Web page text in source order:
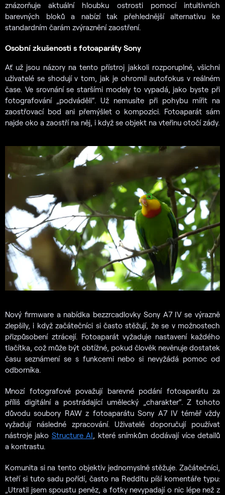
znázorňuje aktuální hloubku ostrosti pomocí intuitivních
barevných bloků a nabízí tak přehlednější alternativu ke
standardním čarám zvýraznění zaostření.
Osobní zkušenosti s fotoaparáty Sony
Ať už jsou názory na tento přístroj jakkoli rozporuplné, všichni
uživatelé se shodují v tom, jak je ohromil autofokus v reálném
čase. Ve srovnání se staršími modely to vypadá, jako byste při
fotografování „podváděli“. Už nemusíte při pohybu mířit na
zaostřovací bod ani přemýšlet o kompozici. Fotoaparát sám
najde oko a zaostří na něj, i když se objekt na vteřinu otočí zády.
Nový firmware a nabídka bezzrcadlovky Sony A7 IV se výrazně
zlepšily, i když začátečníci si často stěžují, že se v možnostech
přizpůsobení ztrácejí. Fotoaparát vyžaduje nastavení každého
tlačítka, což může být obtížné, pokud člověk nevěnuje dostatek
času seznámení se s funkcemi nebo si nevyžádá pomoc od
odborníka.
Mnozí fotografové považují barevné podání fotoaparátu za
příliš digitální a postrádající umělecký „charakter“. Z tohoto
důvodu soubory RAW z fotoaparátu Sony A7 IV téměř vždy
vyžadují následné zpracování. Uživatelé doporučují používat
nástroje jako Structure AI, které snímkům dodávají více detailů
a kontrastu.
Komunita si na tento objektiv jednomyslně stěžuje. Začátečníci,
kteří si tuto sadu pořídí, často na Redditu píší komentáře typu:
„Utratil jsem spoustu peněz, a fotky nevypadají o nic lépe než z